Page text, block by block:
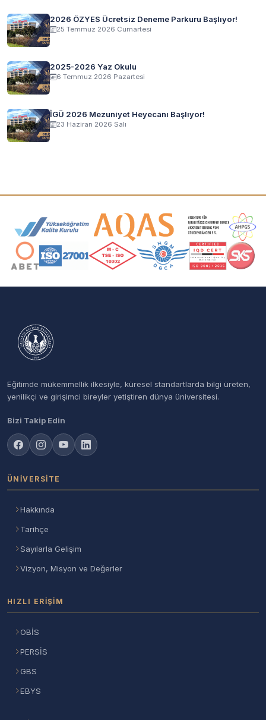
2026 ÖZYES Ücretsiz Deneme Parkuru Başlıyor!
25 Temmuz 2026 Cumartesi
2025-2026 Yaz Okulu
6 Temmuz 2026 Pazartesi
İGÜ 2026 Mezuniyet Heyecanı Başlıyor!
23 Haziran 2026 Salı
Akreditasyon ve Üyelik Logoları
Eğitimde mükemmellik ilkesiyle, küresel standartlarda bilgi üreten,
yenilikçi ve girişimci bireyler yetiştiren dünya üniversitesi.
Bizi Takip Edin
ÜNIVERSITE
Hakkında
Tarihçe
Sayılarla Gelişim
Vizyon, Misyon ve Değerler
HIZLI ERIŞIM
OBİS
PERSİS
GBS
EBYS